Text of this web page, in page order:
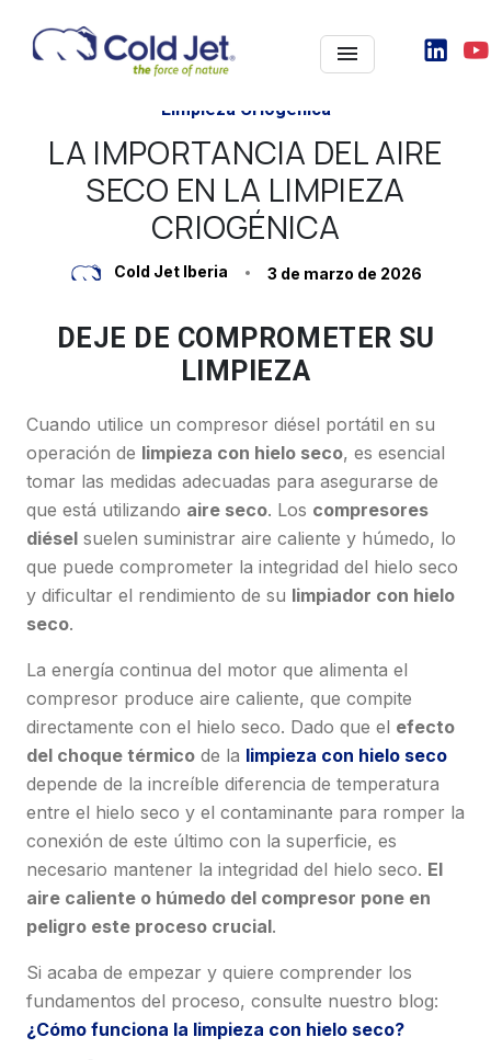
Limpieza Criogénica
LA IMPORTANCIA DEL AIRE
SECO EN LA LIMPIEZA
CRIOGÉNICA
Cold Jet Iberia 3 de marzo de 2026
DEJE DE COMPROMETER SU
LIMPIEZA
Cuando utilice un compresor diésel portátil en su
operación de limpieza con hielo seco, es esencial
tomar las medidas adecuadas para asegurarse de
que está utilizando aire seco. Los compresores
diésel suelen suministrar aire caliente y húmedo, lo
que puede comprometer la integridad del hielo seco
y dificultar el rendimiento de su limpiador con hielo
seco.
La energía continua del motor que alimenta el
compresor produce aire caliente, que compite
directamente con el hielo seco. Dado que el efecto
del choque térmico de la limpieza con hielo seco
depende de la increíble diferencia de temperatura
entre el hielo seco y el contaminante para romper la
conexión de este último con la superficie, es
necesario mantener la integridad del hielo seco. El
aire caliente o húmedo del compresor pone en
peligro este proceso crucial.
Si acaba de empezar y quiere comprender los
fundamentos del proceso, consulte nuestro blog:
¿Cómo funciona la limpieza con hielo seco?